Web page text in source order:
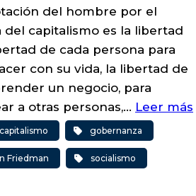
del hombre por el
del capitalismo es la libertad
de cada persona para
con su vida, la libertad de
un negocio, para
a otras personas,… Leer más
capitalismo gobernanza
Friedman socialismo